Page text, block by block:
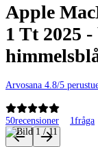
Apple
1 Tt 2025
Arvosana 4.8/5
50recensioner 1fråga